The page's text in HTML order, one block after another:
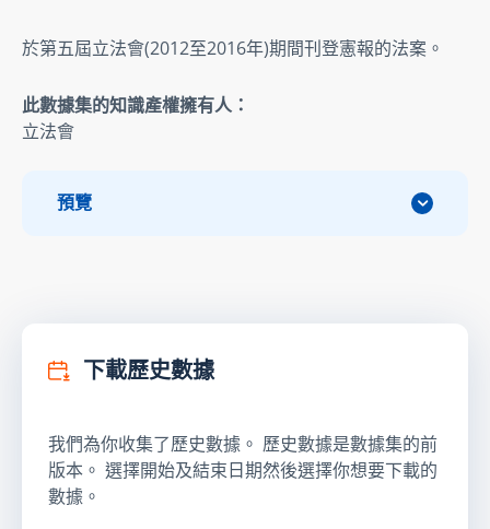
於第五屆立法會(2012至2016年)期間刊登憲報的法案。
此數據集的知識產權擁有人：
立法會
預覽
下載歷史數據
我們為你收集了歷史數據。 歷史數據是數據集的前
版本。 選擇開始及結束日期然後選擇你想要下載的
數據。